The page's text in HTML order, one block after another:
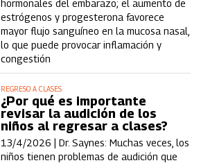
hormonales del embarazo; el aumento de
estrógenos y progesterona favorece
mayor flujo sanguíneo en la mucosa nasal,
lo que puede provocar inflamación y
congestión
REGRESO A CLASES
¿Por qué es importante
revisar la audición de los
niños al regresar a clases?
13/4/2026 |Dr. Saynes: Muchas veces, los
niños tienen problemas de audición que